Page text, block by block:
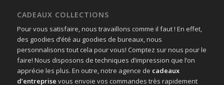
CADEAUX COLLECTIONS
Pour vous satisfaire, nous travaillons comme il faut ! En effet,
des goodies d’été au goodies de bureaux, nous
personnalisons tout cela pour vous! Comptez sur nous pour le
faire! Nous disposons de techniques d’impression que l’on
apprécie les plus. En outre, notre agence de cadeaux
d’entreprise vous envoie vos commandes très rapidement